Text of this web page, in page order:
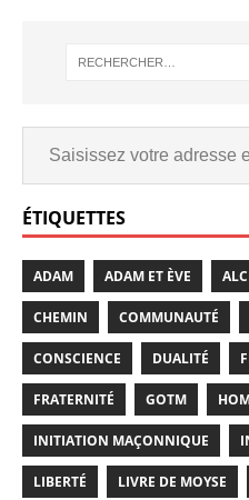
ÉTIQUETTES
ADAM ADAM ET ÈVE
CHEMIN COMMUNAUTÉ
CONSCIENCE DUALITÉ
FRATERNITÉ GOTM
INITIATION MAÇONNIQUE
LIBERTÉ LIVRE DE MOYSE